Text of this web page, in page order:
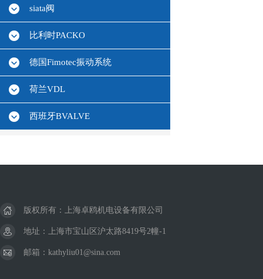
siata阀
比利时PACKO
德国Fimotec振动系统
荷兰VDL
西班牙BVALVE
版权所有：上海卓鸥机电设备有限公司
地址：上海市宝山区沪太路8419号2幢-1
邮箱：kathyliu01@sina.com